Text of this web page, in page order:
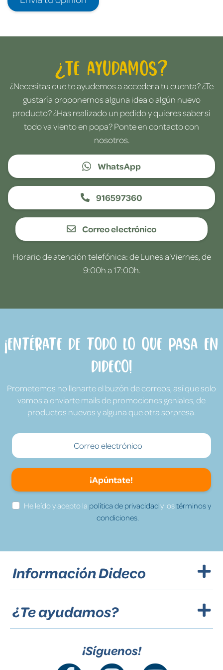
¿Te ayudamos?
¿Necesitas que te ayudemos a acceder a tu cuenta? ¿Te
gustaría proponernos alguna idea o algún nuevo
producto? ¿Has realizado un pedido y quieres saber si
todo va viento en popa? Ponte en contacto con
nosotros.
WhatsApp
916597360
Correo electrónico
Horario de atención telefónica: de Lunes a Viernes, de
9:00h a 17:00h.
¡Entérate de todo lo que pasa en
Dideco!
Prometemos no llenarte el buzón de correos, así que solo
vamos a enviarte mails de promociones geniales, de
productos nuevos y alguna que otra sorpresa.
¡Apúntate!
He leído y acepto la política de privacidad y lostérminos y
condiciones.
Información Dideco
¿Te ayudamos?
¡Síguenos!